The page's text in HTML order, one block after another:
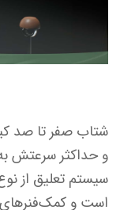
شتاب صفر تا صد